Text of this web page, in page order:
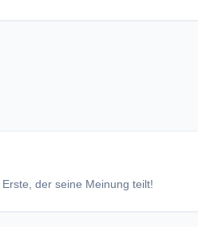
der seine Meinung teilt!